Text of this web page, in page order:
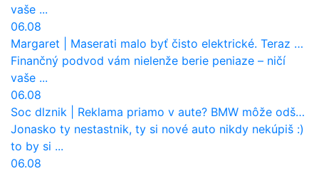
vaše ...
06.08
Margaret
Maserati malo byť čisto elektrické. Teraz zisťuje, že potrebuje nový osemvalcový motor
Finančný podvod vám nielenže berie peniaze – ničí
vaše ...
06.08
Soc dlznik
Reklama priamo v aute? BMW môže odštartovať nový trend
Jonasko ty nestastnik, ty si nové auto nikdy nekúpiš :)
to by si ...
06.08